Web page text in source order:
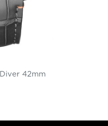
42mm